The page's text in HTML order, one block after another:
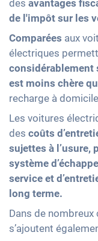
des avantages
de l'impôt sur les
Comparées aux
électriques
considérablement
est moins chère
recharge à
Les voitures
des coûts
sujettes à l’usure,
système
service et
long terme.
Dans de nombreux
s’ajoutent